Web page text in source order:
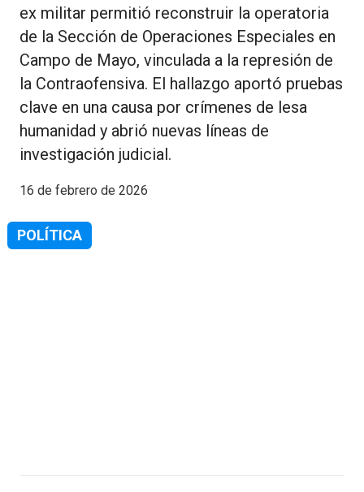
ex militar permitió reconstruir la operatoria
de la Sección de Operaciones Especiales en
Campo de Mayo, vinculada a la represión de
la Contraofensiva. El hallazgo aportó pruebas
clave en una causa por crímenes de lesa
humanidad y abrió nuevas líneas de
investigación judicial.
16 de febrero de 2026
POLÍTICA